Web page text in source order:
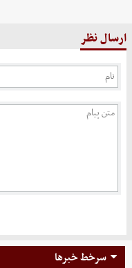
ارسال نظر
سرخط خبرها